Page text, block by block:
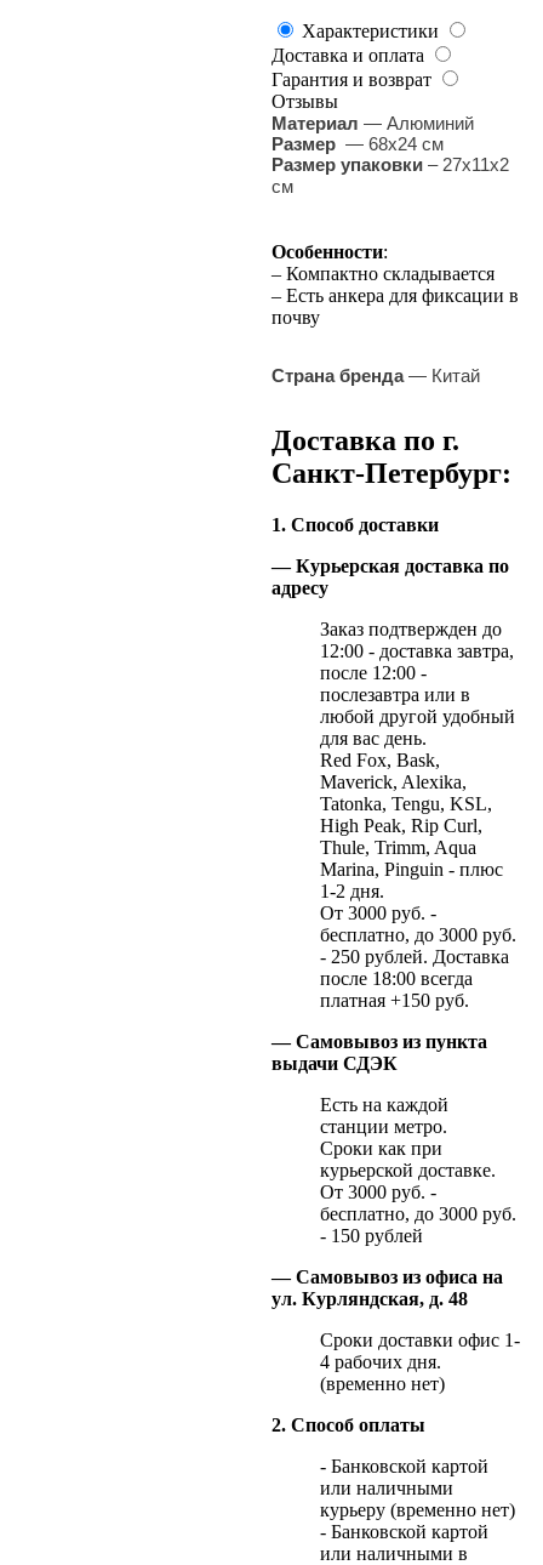
Характеристики
Доставка и оплата
Гарантия и возврат
Отзывы
Материал — Алюминий
Размер — 68x24 см
Размер упаковки – 27х11х2
см
Особенности:
– Компактно складывается
– Есть анкера для фиксации в
почву
Страна бренда— Китай
Доставка по г.
Санкт-Петербург:
1. Способ доставки
— Курьерская доставка по
адресу
Заказ подтвержден до
12:00 - доставка завтра,
после 12:00 -
послезавтра или в
любой другой удобный
для вас день.
Red Fox, Bask,
Maverick, Alexika,
Tatonka, Tengu, KSL,
High Peak, Rip Curl,
Thule, Trimm, Aqua
Marina, Pinguin - плюс
1-2 дня.
От 3000 руб. -
бесплатно, до 3000 руб.
- 250 рублей. Доставка
после 18:00 всегда
платная +150 руб.
— Самовывоз из пункта
выдачи СДЭК
Есть на каждой
станции метро.
Сроки как при
курьерской доставке.
От 3000 руб. -
бесплатно, до 3000 руб.
- 150 рублей
— Самовывоз из офиса на
ул. Курляндская, д. 48
Сроки доставки офис 1-
4 рабочих дня.
(временно нет)
2. Способ оплаты
- Банковской картой
или наличными
курьеру (временно нет)
- Банковской картой
или наличными в